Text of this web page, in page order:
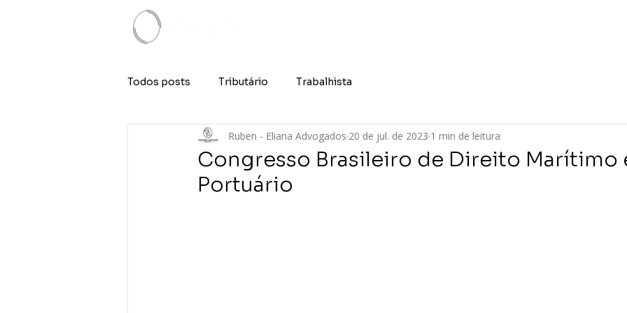
Todos posts Tributário Trabalhista
Congresso Brasileiro de Direito Marítimo
Portuário
Ruben - Eliana Advogados 20 de jul. de 2023 1 min de leitura